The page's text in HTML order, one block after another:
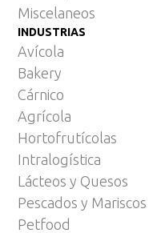
Miscelaneos
INDUSTRIAS
Avícola
Bakery
Cárnico
Agrícola
Hortofrutícolas
Intralogística
Lácteos y Quesos
Pescados y Mariscos
Petfood